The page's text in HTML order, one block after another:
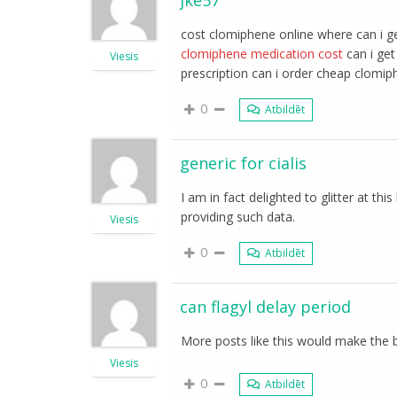
Viesis
cost clomiphene online where can i
clomiphene medication cost can i
prescription can i order cheap
0 Atbildēt
Viesis
generic for cialis
I am in fact delighted to glitter at
providing such data.
0 Atbildēt
Viesis
can flagyl delay period
More posts like this would make the
0 Atbildēt